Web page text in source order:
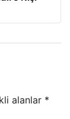
alanlar *